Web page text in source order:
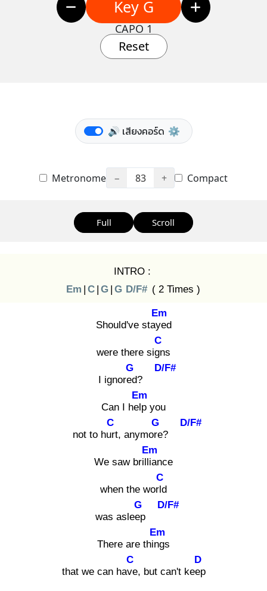
Key G
CAPO 1
Reset
🔊 เสียงคอร์ด ⚙️
Metronome − 83 + Compact
Full Scroll
INTRO :
Em | C | G | G D/F# ( 2 Times )
Should've staye
Em
d
were there sign
C
s
I ignored
G
?
D/F#
Can I help
Em
you
not to hurt
C
, anymore
G
?
D/F#
We saw brillia
Em
nce
when the world
C
was asleep
G D/F#
There are thing
Em
s
that we can have
C
, but can't keep
D